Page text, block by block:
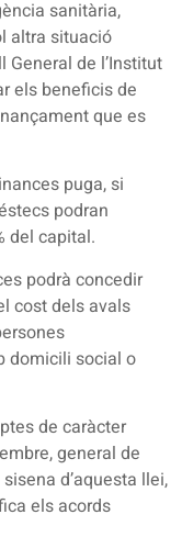
sanitària,
altra situació
de l’Institut
els beneficis de
que es
puga, si
podran
del capital.
podrà concedir
cost dels avals
domicili social o
de caràcter
general de
d’aquesta llei,
els acords